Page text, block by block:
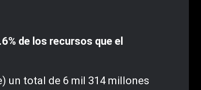
de los recursos que el
un total de 6 mil 314 millones